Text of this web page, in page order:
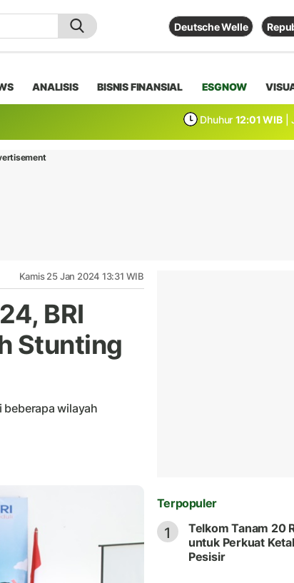
Deutsche Welle
ANALISIS BISNIS FINANSIAL ESGNOW
Dhuhur 12:01 WIB
Kamis 25 Jan 2024 13:31 WIB
BRI
Stunting
beberapa wilayah
Terpopuler
1
Telkom Tanam 20
untuk Perkuat
Pesisir